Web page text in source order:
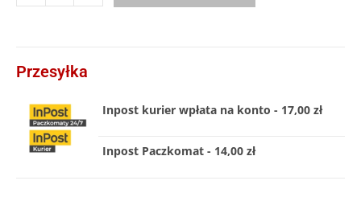
Przesyłka
Inpost kurier wpłata na konto - 17,00 zł
Inpost Paczkomat - 14,00 zł